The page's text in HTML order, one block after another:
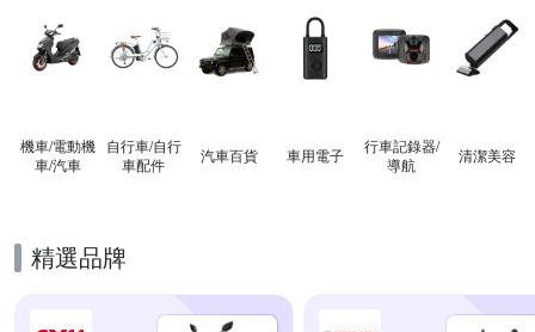
機車/電動機
車/汽車
自行車/自行
車配件
汽車百貨 車用電子
行車記錄器/
導航
清潔美容
精選品牌